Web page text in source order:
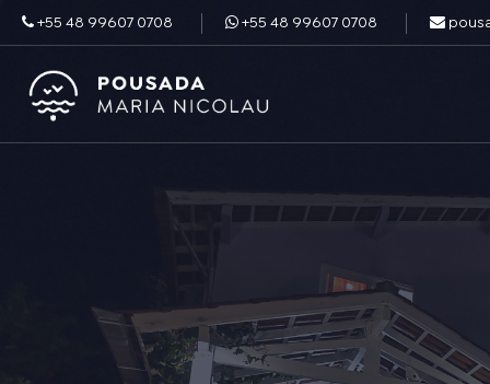
+55 48 99607 0708 +55 48 99607 0708